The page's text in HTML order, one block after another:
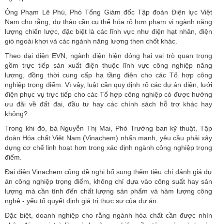
Ông Phạm Lê Phú, Phó Tổng Giám đốc Tập đoàn Điện lực Việt
Nam cho rằng, dự thảo cần cụ thể hóa rõ hơn phạm vi ngành năng
lượng chiến lược, đặc biệt là các lĩnh vực như điện hạt nhân, điện
gió ngoài khơi và các ngành năng lượng then chốt khác.
Theo đại diện EVN, ngành điện hiện đóng hai vai trò quan trọng
gồm trực tiếp sản xuất điện thuộc lĩnh vực công nghiệp năng
lượng, đồng thời cung cấp hạ tầng điện cho các Tổ hợp công
nghiệp trọng điểm. Vì vậy, luật cần quy định rõ các dự án điện, lưới
điện phục vụ trực tiếp cho các Tổ hợp công nghiệp có được hưởng
ưu đãi về đất đai, đầu tư hay các chính sách hỗ trợ khác hay
không?
Trong khi đó, bà Nguyễn Thị Mai, Phó Trưởng ban kỹ thuật, Tập
đoàn Hóa chất Việt Nam (Vinachem) nhấn mạnh, yêu cầu phải xây
dựng cơ chế linh hoạt hơn trong xác định ngành công nghiệp trọng
điểm.
Đại diện Vinachem cũng đề nghị bổ sung thêm tiêu chí đánh giá dự
án công nghiệp trọng điểm, không chỉ dựa vào công suất hay sản
lượng mà cần tính đến chất lượng sản phẩm và hàm lượng công
nghệ - yếu tố quyết định giá trị thực sự của dự án.
Đặc biệt, doanh nghiệp cho rằng ngành hóa chất cần được nhìn